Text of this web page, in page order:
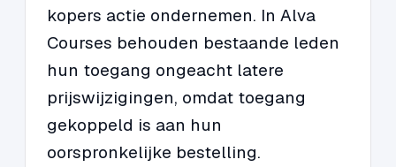
kopers actie ondernemen. In Alva
Courses behouden bestaande leden
hun toegang ongeacht latere
prijswijzigingen, omdat toegang
gekoppeld is aan hun
oorspronkelijke bestelling.